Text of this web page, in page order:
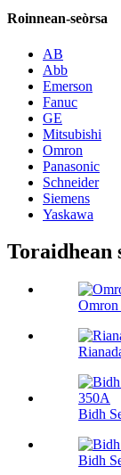
Roinnean-seòrsa
AB
Abb
Emerson
Fanuc
GE
Mitsubishi
Omron
Panasonic
Schneider
Siemens
Yaskawa
Toraidhean
Bidh
Bidh